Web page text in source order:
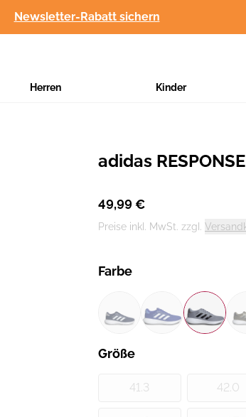
Newsletter-Rabatt sichern
Herren Kinder
Hersteller:
adidas
49,99 €
Preise inkl. MwSt. zzgl.
Farbe
Größe
41.3 42.0